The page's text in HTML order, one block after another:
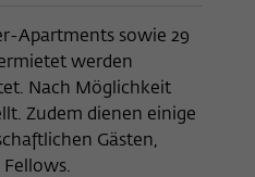
Apartments sowie 29
werden
Nach Möglichkeit
Zudem dienen einige
Gästen,